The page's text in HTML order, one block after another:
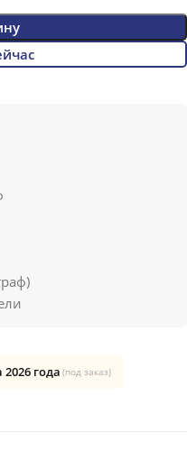
2026 года (под заказ)